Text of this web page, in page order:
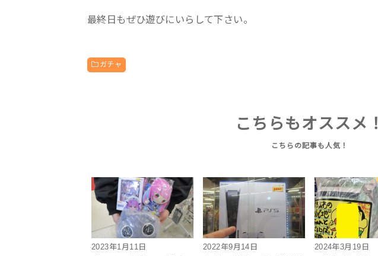
最終日もぜひ遊びにいらして下さい。
ガチャ
こちらもオススメ！
2023年1月11日
2022年9月14日
2024年3月19日